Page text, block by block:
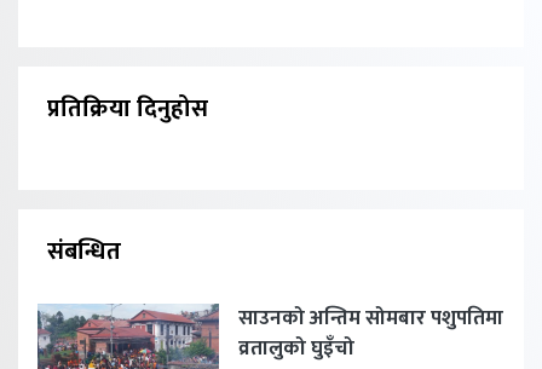
प्रतिक्रिया दिनुहोस
संबन्धित
साउनको अन्तिम सोमबार पशुपतिमा
व्रतालुको घुइँचो